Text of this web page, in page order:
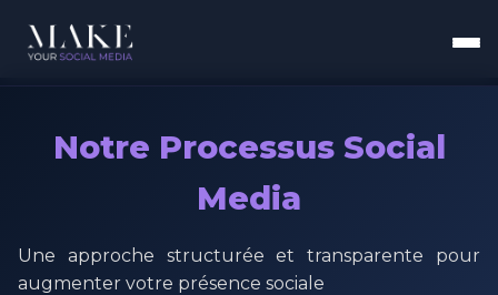
Notre Processus Social
Media
Une approche structurée et transparente pour
augmenter votre présence sociale